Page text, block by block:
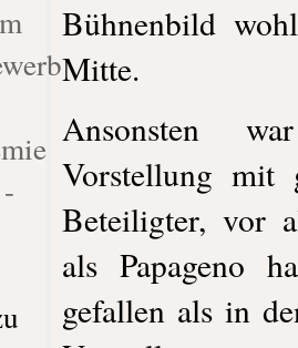
Bühnenbild
Mitte.
Ansonsten
Vorstellung mit
Beteiligter, vor
als Papageno
gefallen als in